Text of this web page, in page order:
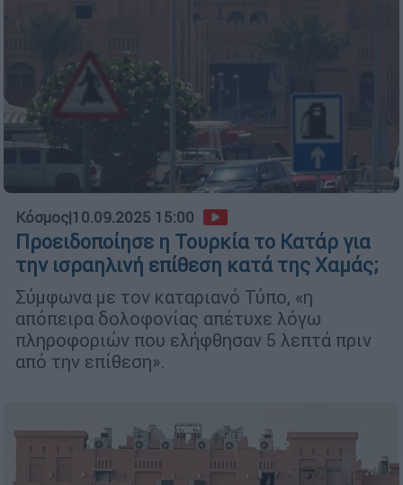
Κόσμος|10.09.2025 15:00
Προειδοποίησε η Τουρκία το Κατάρ για
την ισραηλινή επίθεση κατά της Χαμάς;
Σύμφωνα με τον καταριανό Τύπο, «η
απόπειρα δολοφονίας απέτυχε λόγω
πληροφοριών που ελήφθησαν 5 λεπτά πριν
από την επίθεση».